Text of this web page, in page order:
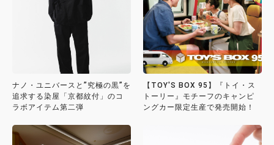
ナノ・ユニバースと”究極の黒”を
追求する染屋「京都紋付」のコ
ラボアイテム第二弾
【TOY'S BOX 95】『トイ・ス
トーリー』モチーフのキャンピ
ングカー限定生産で発売開始！